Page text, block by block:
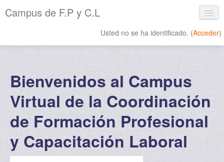
Campus de F.P y C.L
Usted no se ha identificado. (Acceder)
Bienvenidos al Campus
Virtual de la Coordinación
de Formación Profesional
y Capacitación Laboral